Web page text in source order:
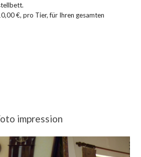
€, pro Tier, für Ihren gesamten
impression